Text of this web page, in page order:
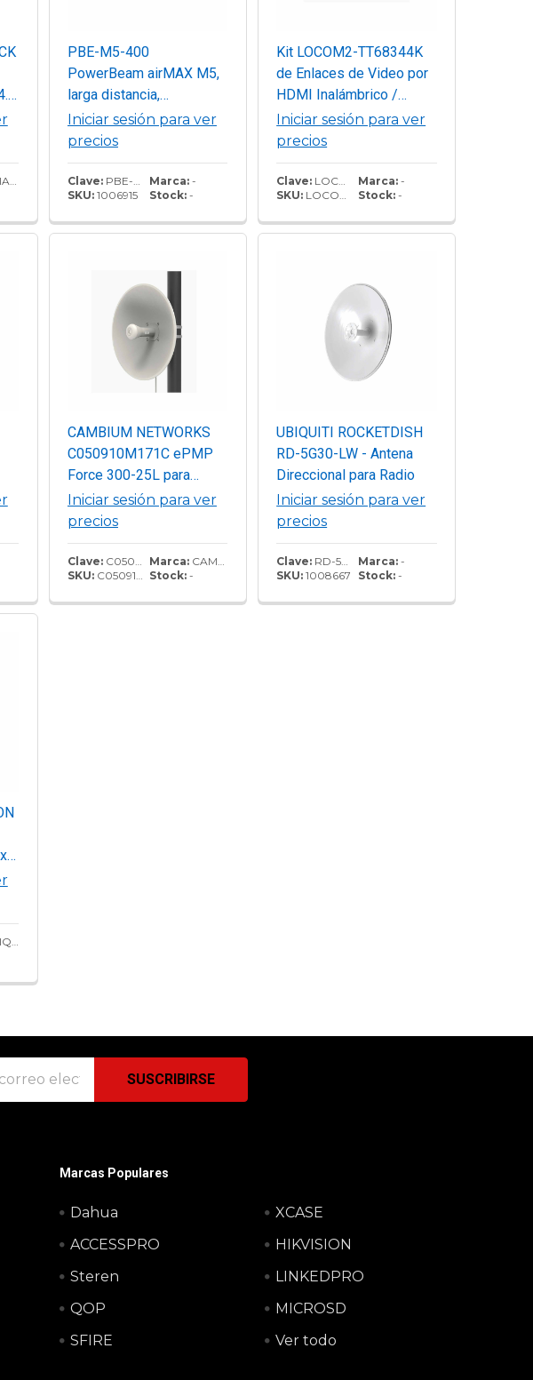
PBE-M5-400
PowerBeam airMAX M5,
larga distancia,
frecuencia 5 GHz
Iniciar sesión para ver
precios
Clave:PBE-M5-400
SKU:1006915
Marca:-
Stock:-
Kit LOCOM2-TT68344K
de Enlaces de Video por
HDMI Inalámbrico /
Distancias de hasta
200m / Soporta
Resolución hasta 4K
Iniciar sesión para ver
precios
Clave: LOCOM2-TT68344K
SKU: LOCOM2-TT68344K
Marca: -
Stock: -
CAMBIUM NETWORKS
C050910M171C ePMP
Force 300-25L para
zonas con alta
interferencia, hasta 400+
Mbps, 4910 - 6200 MHz,
802.11 AC Wave2, Antena
de 25 dBi, latencia baja
Iniciar sesión para ver
precios
Clave:C050910M171C
SKU:C050910M171C
Marca:CAMBIUM
Stock:-
UBIQUITI ROCKETDISH
RD-5G30-LW - Antena
Direccional para Radio
Iniciar sesión para ver
precios
Clave: RD-5G30-LW
SKU: 1008667
Marca: -
Stock: -
Marcas Populares
Dahua
ACCESSPRO
Steren
QOP
SFIRE
XCASE
HIKVISION
LINKEDPRO
MICROSD
Ver todo